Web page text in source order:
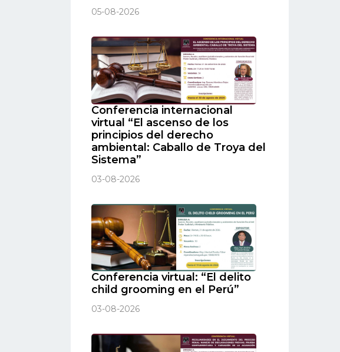
05-08-2026
Conferencia internacional
virtual “El ascenso de los
principios del derecho
ambiental: Caballo de Troya del
Sistema”
03-08-2026
Conferencia virtual: “El delito
child grooming en el Perú”
03-08-2026